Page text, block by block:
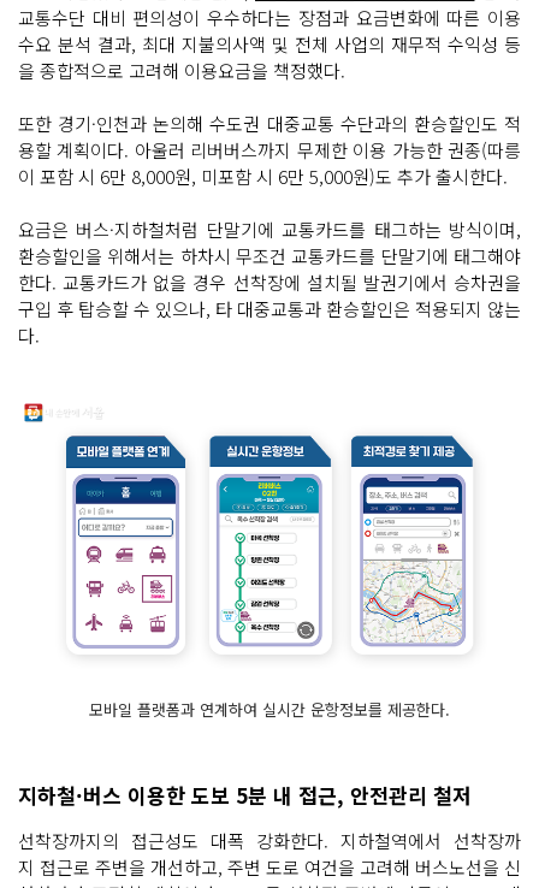
교통수단 대비 편의성이 우수하다는 장점과 요금변화에 따른 이용
수요 분석 결과, 최대 지불의사액 및 전체 사업의 재무적 수익성 등
을 종합적으로 고려해 이용요금을 책정했다.
또한 경기·인천과 논의해 수도권 대중교통 수단과의 환승할인도 적
용할 계획이다. 아울러 리버버스까지 무제한 이용 가능한 권종(따릉
이 포함 시 6만 8,000원, 미포함 시 6만 5,000원)도 추가 출시한다.
요금은 버스·지하철처럼 단말기에 교통카드를 태그하는 방식이며,
환승할인을 위해서는 하차시 무조건 교통카드를 단말기에 태그해야
한다. 교통카드가 없을 경우 선착장에 설치될 발권기에서 승차권을
구입 후 탑승할 수 있으나, 타 대중교통과 환승할인은 적용되지 않는
다.
모바일 플랫폼과 연계하여 실시간 운항정보를 제공한다.
지하철·버스 이용한 도보 5분 내 접근, 안전관리 철저
선착장까지의 접근성도 대폭 강화한다. 지하철역에서 선착장까
지 접근로 주변을 개선하고, 주변 도로 여건을 고려해 버스노선을 신